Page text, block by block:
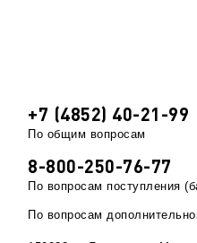
+7 (4852) 40-21-99
По общим вопросам
8-800-250-76-77
По вопросам поступления
По вопросам